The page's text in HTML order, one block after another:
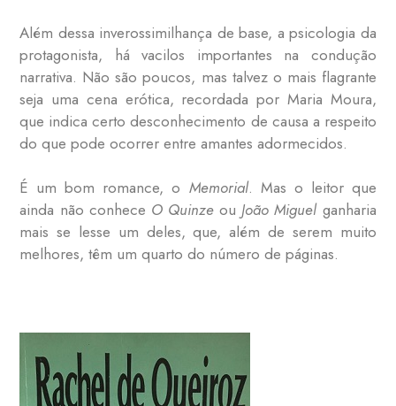
Além dessa inverossimilhança de base, a psicologia da
protagonista, há vacilos importantes na condução
narrativa. Não são poucos, mas talvez o mais flagrante
seja uma cena erótica, recordada por Maria Moura,
que indica certo desconhecimento de causa a respeito
do que pode ocorrer entre amantes adormecidos.
É um bom romance, o Memorial. Mas o leitor que
ainda não conhece O QuinzeouJoão Miguelganharia
mais se lesse um deles, que, além de serem muito
melhores, têm um quarto do número de páginas.